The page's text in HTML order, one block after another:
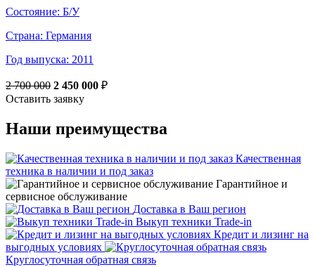
Состояние: Б/У
Страна: Германия
Год выпуска: 2011
2 700 000 2 450 000 ₽
Оставить заявку
Наши преимущества
Качественная
техника в наличии и под заказ
Гарантийное и
сервисное обслуживание
Доставка в Ваш регион
Выкуп техники Trade-in
Кредит и лизинг на
выгодных условиях
Круглосуточная обратная связь